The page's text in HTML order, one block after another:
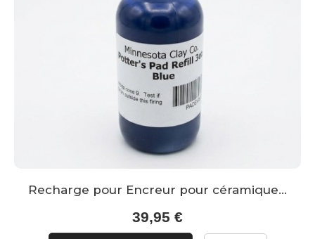
Recharge pour Encreur pour céramique...
39,95 €